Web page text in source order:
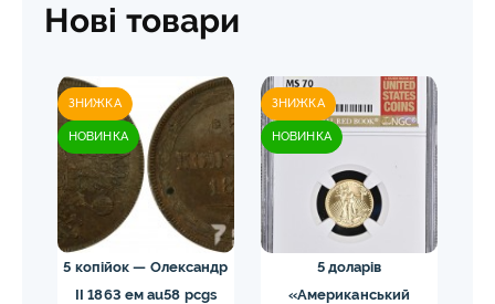
Нові товари
ЗНИЖКА
НОВИНКА
5 копійок — Олександр
II 1863 ем au58 pcgs
ЗНИЖКА
НОВИНКА
5 доларів
«Американський